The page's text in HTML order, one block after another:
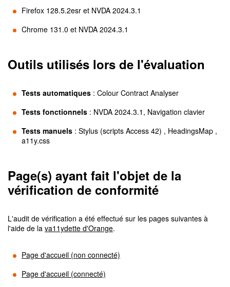
Firefox 128.5.2esr et NVDA 2024.3.1
Chrome 131.0 et NVDA 2024.3.1
Outils utilisés lors de l'évaluation
Tests automatiques : Colour Contract Analyser
Tests fonctionnels : NVDA 2024.3.1, Navigation clavier
Tests manuels : Stylus (scripts Access 42) , HeadingsMap ,
a11y.css
Page(s) ayant fait l'objet de la
vérification de conformité
L'audit de vérification a été effectué sur les pages suivantes à
l'aide de la va11ydette d'Orange.
Page d'accueil (non connecté)
Page d'accueil (connecté)